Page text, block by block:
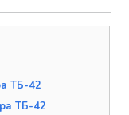
ТБ-42
ТБ-42